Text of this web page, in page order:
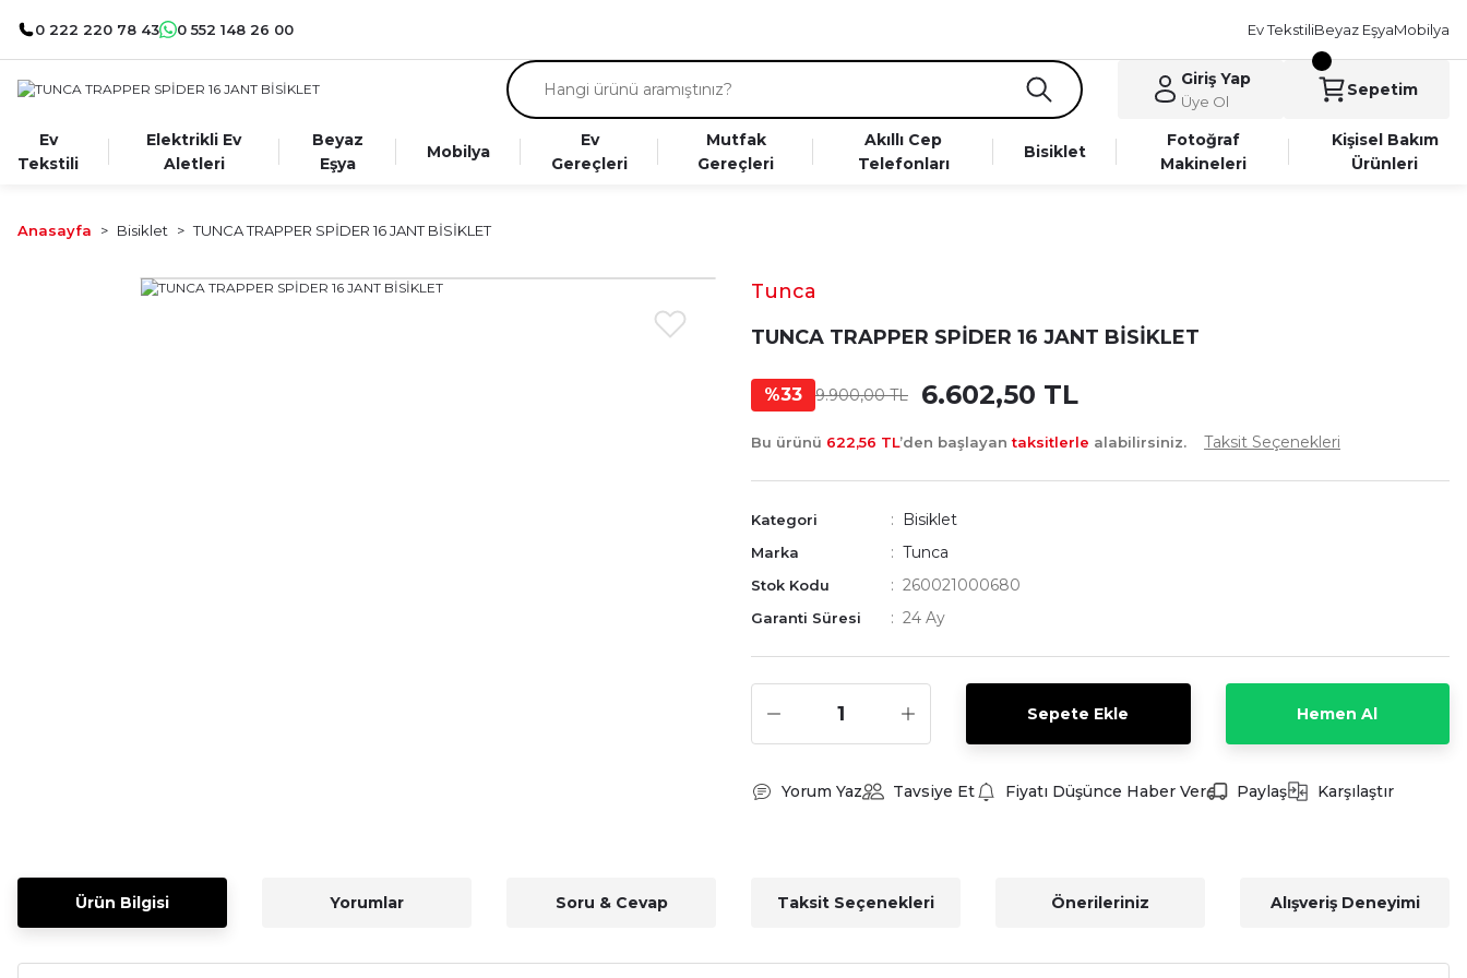
0 222 220 78 43 0 552 148 26 00 Ev TekstiliBeyaz EşyaMobilya
Giriş Yap
Üye Ol
Sepetim
Ev
Tekstili
Elektrikli Ev
Aletleri
Beyaz
Eşya
Mobilya
Ev
Gereçleri
Mutfak
Gereçleri
Akıllı Cep
Telefonları
Bisiklet
Fotoğraf
Makineleri
Kişisel Bakım
Ürünleri
Anasayfa Bisiklet TUNCA TRAPPER SPİDER 16 JANT BİSİKLET
Tunca
TUNCA TRAPPER SPİDER 16 JANT BİSİKLET
%33 9.900,00 TL 6.602,50 TL
Bu ürünü 622,56 TL’den başlayantaksitlerle alabilirsiniz. Taksit Seçenekleri
Kategori Bisiklet
Marka Tunca
Stok Kodu 260021000680
Garanti Süresi 24 Ay
Sepete Ekle Hemen Al
Yorum Yaz Tavsiye Et Fiyatı Düşünce Haber Ver Paylaş Karşılaştır
Ürün Bilgisi Yorumlar Soru & Cevap Taksit Seçenekleri Önerileriniz Alışveriş Deneyimi